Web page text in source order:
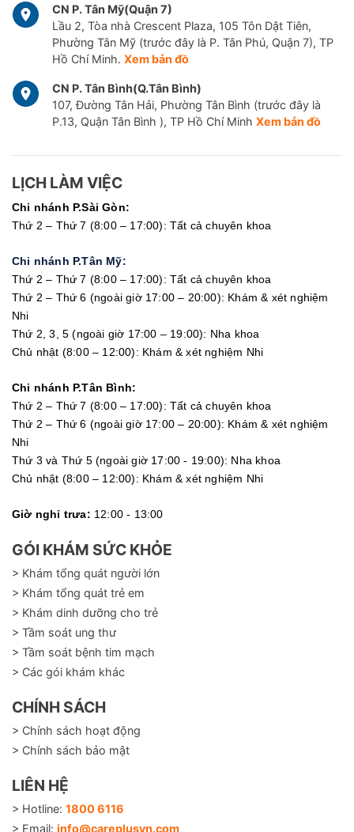
CN P. Tân Mỹ(Quận 7)
Lầu 2, Tòa nhà Crescent Plaza, 105 Tôn Dật Tiên,
Phường Tân Mỹ (trước đây là P. Tân Phú, Quận 7), TP
Hồ Chí Minh. Xem bản đồ
CN P. Tân Bình(Q.Tân Bình)
107, Đường Tân Hải, Phường Tân Bình (trước đây là
P.13, Quận Tân Bình ), TP Hồ Chí Minh Xem bản đồ
LỊCH LÀM VIỆC
Chi nhánh P.Sài Gòn:
Thứ 2 – Thứ 7 (8:00 – 17:00): Tất cả chuyên khoa
Chi nhánh P.Tân Mỹ:
Thứ 2 – Thứ 7 (8:00 – 17:00): Tất cả chuyên khoa
Thứ 2 – Thứ 6 (ngoài giờ 17:00 – 20:00): Khám & xét nghiệm
Nhi
Thứ 2, 3, 5 (ngoài giờ 17:00 – 19:00): Nha khoa
Chủ nhật (8:00 – 12:00): Khám & xét nghiệm Nhi
Chi nhánh P.Tân Bình:
Thứ 2 – Thứ 7 (8:00 – 17:00): Tất cả chuyên khoa
Thứ 2 – Thứ 6 (ngoài giờ 17:00 – 20:00): Khám & xét nghiệm
Nhi
Thứ 3 và Thứ 5 (ngoài giờ 17:00 - 19:00): Nha khoa
Chủ nhật (8:00 – 12:00): Khám & xét nghiệm Nhi
Giờ nghỉ trưa: 12:00 - 13:00
GÓI KHÁM SỨC KHỎE
> Khám tổng quát người lớn
> Khám tổng quát trẻ em
> Khám dinh dưỡng cho trẻ
> Tầm soát ung thư
> Tầm soát bệnh tim mạch
> Các gói khám khác
CHÍNH SÁCH
> Chính sách hoạt động
> Chính sách bảo mật
LIÊN HỆ
> Hotline: 1800 6116
> Email: info@careplusvn.com